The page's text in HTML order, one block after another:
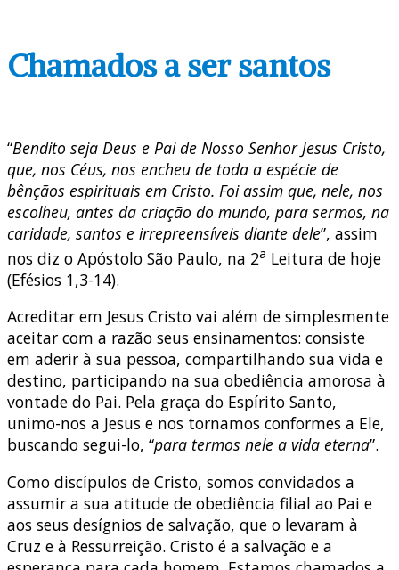
Chamados a ser santos
“Bendito seja Deus e Pai de Nosso Senhor Jesus Cristo,
que, nos Céus, nos encheu de toda a espécie de
bênçãos espirituais em Cristo. Foi assim que, nele, nos
escolheu, antes da criação do mundo, para sermos, na
caridade, santos e irrepreensíveis diante dele”, assim
nos diz o Apóstolo São Paulo, na 2a Leitura de hoje
(Efésios 1,3-14).
Acreditar em Jesus Cristo vai além de simplesmente
aceitar com a razão seus ensinamentos: consiste
em aderir à sua pessoa, compartilhando sua vida e
destino, participando na sua obediência amorosa à
vontade do Pai. Pela graça do Espírito Santo,
unimo-nos a Jesus e nos tornamos conformes a Ele,
buscando segui-lo, “para termos nele a vida eterna”.
Como discípulos de Cristo, somos convidados a
assumir a sua atitude de obediência filial ao Pai e
aos seus desígnios de salvação, que o levaram à
Cruz e à Ressurreição. Cristo é a salvação e a